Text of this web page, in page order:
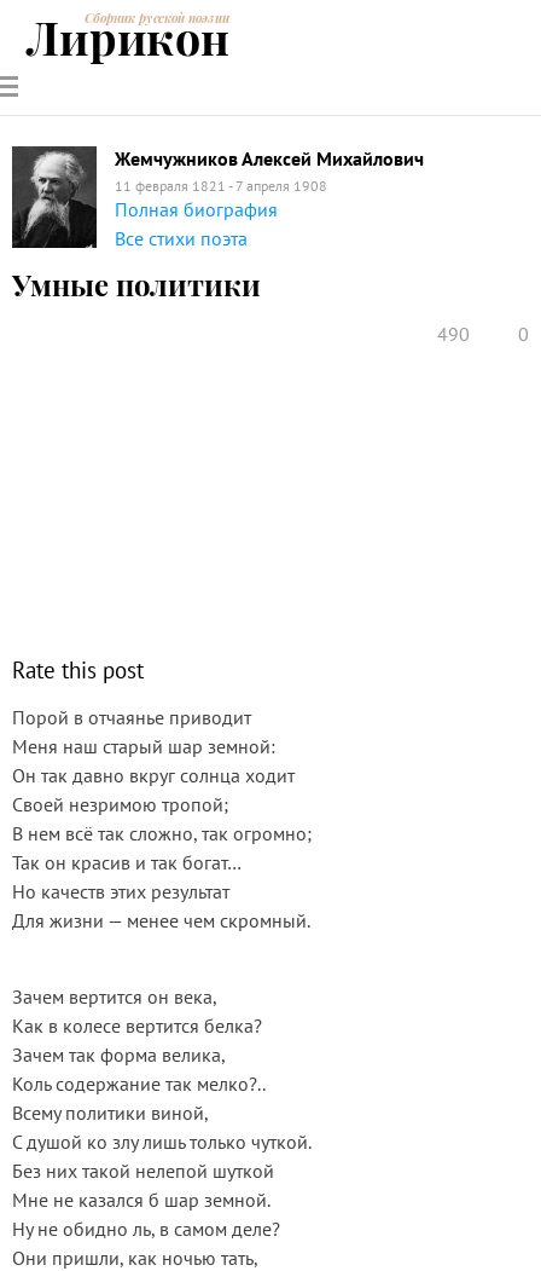
РУССКИЕ
ПОЭТЫ
СОВРЕМЕННИКИЭНЦИКЛОПЕДИЯ
ПОЭЗИИ
Сборник русской поэзии
Лирикон
Жемчужников Алексей Михайлович
11 февраля 1821 - 7 апреля 1908
Полная биография
Все стихи поэта
Умные политики
490 0
Rate this post
Порой в отчаянье приводит
Меня наш старый шар земной:
Он так давно вкруг солнца ходит
Своей незримою тропой;
В нем всё так сложно, так огромно;
Так он красив и так богат…
Но качеств этих результат
Для жизни — менее чем скромный.
Зачем вертится он века,
Как в колесе вертится белка?
Зачем так форма велика,
Коль содержание так мелко?..
Всему политики виной,
С душой ко злу лишь только чуткой.
Без них такой нелепой шуткой
Мне не казался б шар земной.
Ну не обидно ль, в самом деле?
Они пришли, как ночью тать,